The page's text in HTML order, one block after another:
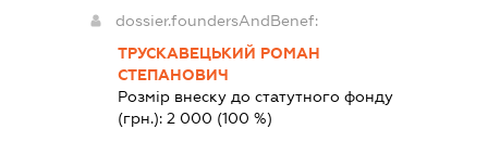
dossier.foundersAndBenef:
ТРУСКАВЕЦЬКИЙ РОМАН
СТЕПАНОВИЧ
Розмір внеску до статутного фонду
(грн.):2 000 (100 %)